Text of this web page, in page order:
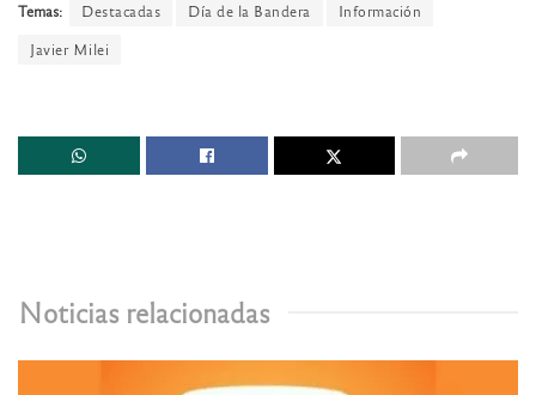
Temas: Destacadas Día de la Bandera
Información
Javier Milei
Noticias relacionadas